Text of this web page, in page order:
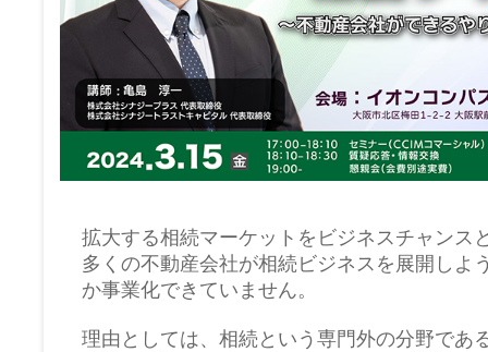
拡大する相続マーケットをビジネスチャンス
多くの不動産会社が相続ビジネスを展開しよ
か事業化できていません。
理由としては、相続という専門外の分野であ